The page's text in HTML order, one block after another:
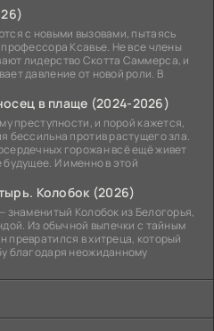
с новыми вызовами, пытаясь
Ксавье. Не все члены
лидерство Скотта Саммерса, и
давление от новой роли. В
в плаще (2024-2026)
преступности, и порой кажется,
бессильна против растущего зла.
горожан всё ещё живет
И именно в этой
Колобок (2026)
знаменитый Колобок из Белогорья,
Из обычной выпечки с тайным
превратился в хитреца, который
благодаря неожиданному